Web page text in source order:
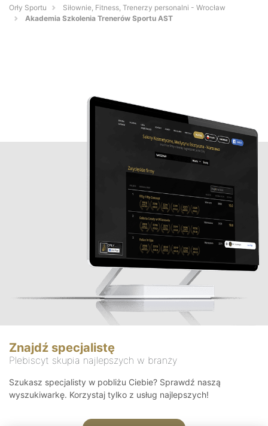
Orły Sportu
Siłownie, Fitness, Trenerzy personalni - Wrocław
Akademia Szkolenia Trenerów Sportu AST
Znajdź specjalistę
Plebiscyt skupia najlepszych w branży
Szukasz specjalisty w pobliżu Ciebie? Sprawdź naszą
wyszukiwarkę. Korzystaj tylko z usług najlepszych!